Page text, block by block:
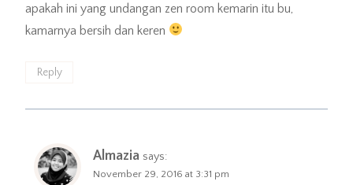
apakah ini yang undangan zen room kemarin itu bu,
kamarnya bersih dan keren
Reply
Almazia says:
November 29, 2016 at 3:31 pm